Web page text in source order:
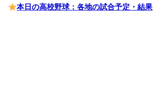
本日の高校野球：各地の試合予定・結果